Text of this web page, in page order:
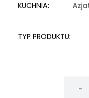
KUCHNIA:
TYP PRODUKTU:
Pasta